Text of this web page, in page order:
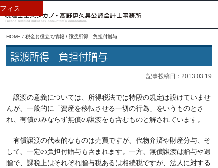
ィス
HOME /税金お役立ち情報 /譲渡所得 負担付贈与
譲渡所得 負担付贈与
記事投稿日：2013.03.19
譲渡の意義については、所得税法では特段の規定は設けていませ
んが、一般的に「資産を移転させる一切の行為」をいうものとさ
れ、有償のみならず無償の譲渡をも含むものと解されています。
有償譲渡の代表的なものは売買ですが、代物弁済や財産分与、そ
して、一定の負担付贈与も含まれます。一方、無償譲渡は贈与や遺
贈で、課税上はそれぞれ贈与税あるは相続税ですが、法人に対する